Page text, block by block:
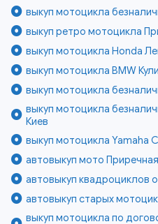
выкуп мотоцикла
выкуп ретро мотоцикла
выкуп мотоцикла Honda
выкуп мотоцикла BMW
выкуп мотоцикла
выкуп мотоцикла
Киев
выкуп мотоцикла Yamaha
автовыкуп мото
автовыкуп квадроциклов
автовыкуп старых
выкуп мотоцикла по